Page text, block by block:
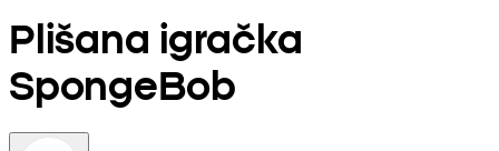
Plišana igračka
SpongeBob